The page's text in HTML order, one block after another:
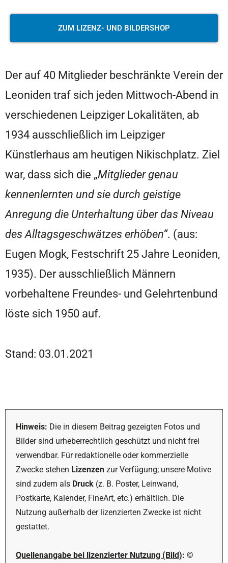
ZUM LIZENZ- UND BILDERSHOP
Der auf 40 Mitglieder beschränkte Verein der
Leoniden traf sich jeden Mittwoch-Abend in
verschiedenen Leipziger Lokalitäten, ab
1934 ausschließlich im Leipziger
Künstlerhaus am heutigen Nikischplatz. Ziel
war, dass sich die „Mitglieder genau
kennenlernten und sie durch geistige
Anregung die Unterhaltung über das Niveau
des Alltagsgeschwätzes erhöben“. (aus:
Eugen Mogk, Festschrift 25 Jahre Leoniden,
1935). Der ausschließlich Männern
vorbehaltene Freundes- und Gelehrtenbund
löste sich 1950 auf.
Stand: 03.01.2021
Hinweis: Die in diesem Beitrag gezeigten Fotos und
Bilder sind urheberrechtlich geschützt und nicht frei
verwendbar. Für redaktionelle oder kommerzielle
Zwecke stehen Lizenzen zur Verfügung; unsere Motive
sind zudem als Druck (z. B. Poster, Leinwand,
Postkarte, Kalender, FineArt, etc.) erhältlich. Die
Nutzung außerhalb der lizenzierten Zwecke ist nicht
gestattet.
Quellenangabe bei lizenzierter Nutzung (Bild): ©